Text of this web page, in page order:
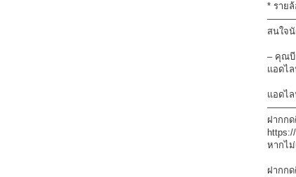
* ราย
สนใจ
– คุณบี
แอดไ
แอดไ
ฝากก
หากไม่
ฝากก